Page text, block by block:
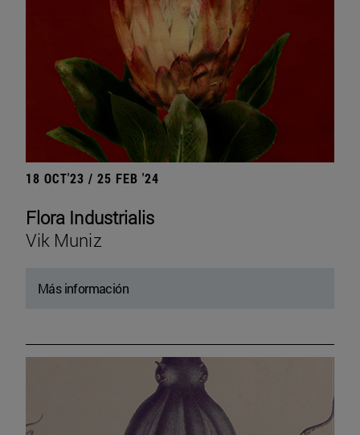
18 OCT'23 / 25 FEB '24
Flora Industrialis
Vik Muniz
Más información